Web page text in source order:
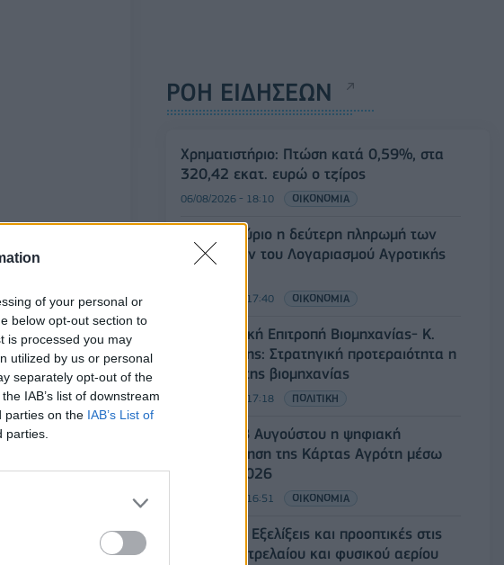
of your personal or
below opt-out section to
is processed you may
utilized by us or personal
separately opt-out of the
IAB’s list of downstream
parties on the IAB’s List of
parties.
νος,
Χρ.,
ΡΟΗ ΕΙΔΗΣΕΩΝ
Χρηματιστήριο: Πτώση κατά 0,59%, στα
320,42 εκατ. ευρώ ο τζίρος
06/08/2026 - 18:10 ΟΙΚΟΝΟΜΙΑ
ΟΠΕΚΑ: Αύριο η δεύτερη πληρωμή των
δικαιούχων του Λογαριασμού Αγροτικής
06/08/2026 - 17:40 ΟΙΚΟΝΟΜΙΑ
Κυβερνητική Επιτροπή Βιομηχανίας- Κ.
Μητσοτάκης: Στρατηγική προτεραιότητα η
ενίσχυση της βιομηχανίας
06/08/2026 - 17:18 ΠΟΛΙΤΙΚΗ
Από τις 28 Αυγούστου η ψηφιακή
ενεργοποίηση της Κάρτας Αγρότη μέσω
της ΕΑΕ 2026
06/08/2026 - 16:51 ΟΙΚΟΝΟΜΙΑ
Eurobank: Εξελίξεις και προοπτικές στις
αγορές πετρελαίου και φυσικού αερίου